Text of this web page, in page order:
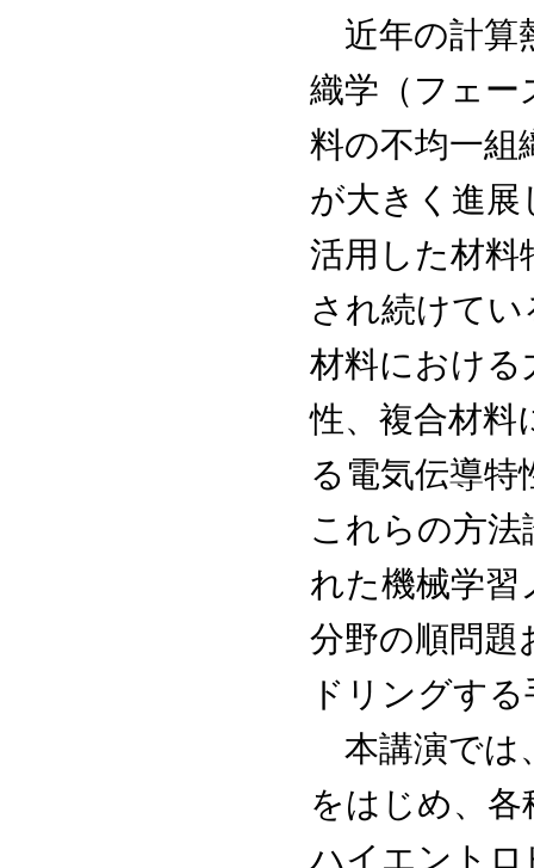
近年の計算
織学（フェー
料の不均一組
が大きく進展
活用した材料
され続けて
材料における
性、複合材料
る電気伝導
これらの方
れた機械学
分野の順問題
ドリングす
本講演では
をはじめ、各
ハイエントロ